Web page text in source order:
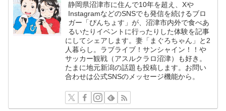
静岡県沼津市に住んで10年を超え、Xや
InstagramなどのSNSでも発信を続けるブロ
ガー「ぴんちょす」が、沼津市内外で食べあ
るいたりイベントに行ったりした体験を記事
にしてシェアします。妻「まぐろちゃん」と2
人暮らし。ラブライブ！サンシャイン！！や
サッカー観戦（アスルクラロ沼津）も好き。
たまに地元新潟の話題も投稿します。お問い
合わせは公式SNSのメッセージ機能から。